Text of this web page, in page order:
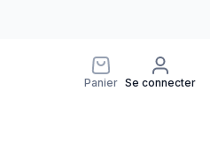
Panier Se connecter